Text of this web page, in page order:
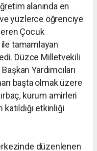
alanında en
yüzlerce öğrenciye
Çocuk
ile tamamlayan
Düzce Milletvekili
Yardımcıları
başta olmak üzere
kurum amirleri
etkinliği
düzenlenen